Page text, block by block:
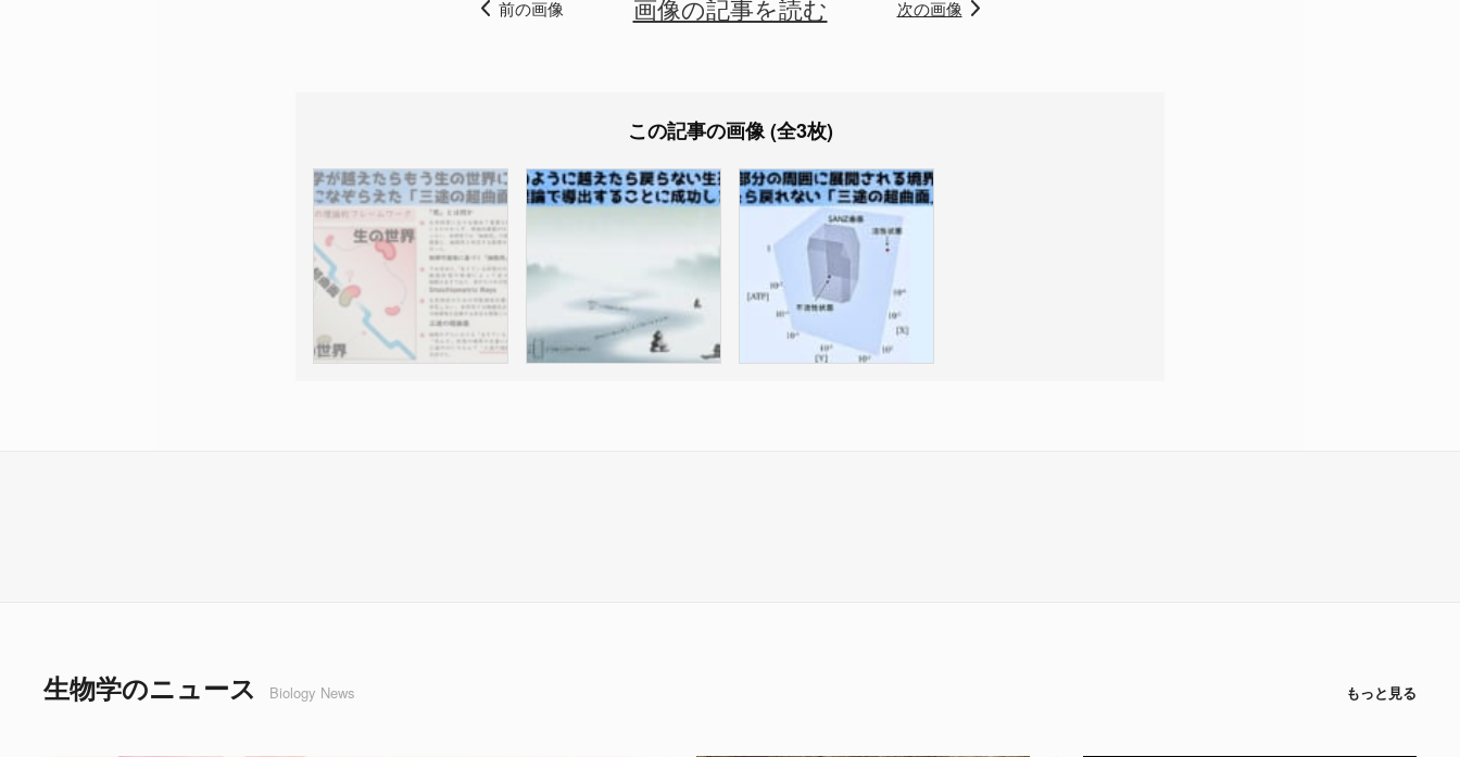
前の画像 画像の記事を読む 次の画像
この記事の画像 (全3枚)
生物学のニュース Biology News もっと見る